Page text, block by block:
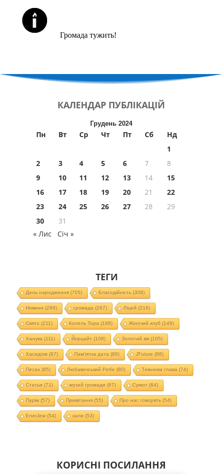
Громада тужить!
КАЛЕНДАР ПУБЛІКАЦІЙ
Грудень 2024
Пн Вт Ср Чт Пт Сб
Нд
1
2
3 4 5 6 7
8
9
10 11 12 13 14
15
16
17 18 19 20 21
22
23
24 25 26 27 28
29
30
31
« Лис
Січ »
ТЕГИ
День народження(705) Благодійність(308)
Новини (299) громада (267) Ліцей (216)
Свято (211) Колель Тора (188) Жіночий клуб (149)
Ханука (111) Йорцайт (108) Золотий вік(105)
Хасидізм (97) Пам'ятна дата (88) JFuture (88)
Песах(85) Любавичський Ребе (80) Тижнева глава (74)
Статьи (71) музей громади (67) Суккот (64)
Пурім (57) Привітання(55) Про нас говорять(54)
EnerJew(54) хали (53)
КОРИСНІ ПОСИЛАННЯ